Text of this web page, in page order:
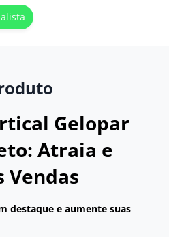
Gelopar
Atraia e
Vendas
destaque e aumente suas